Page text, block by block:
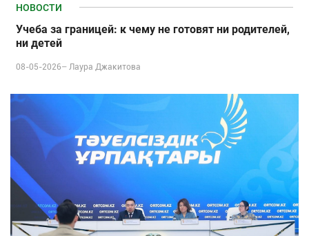
НОВОСТИ
Учеба за границей: к чему не готовят ни родителей,
ни детей
08-05-2026–Лаура Джакитова